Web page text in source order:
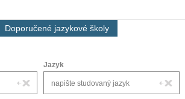
Doporučené jazykové školy
Jazyk